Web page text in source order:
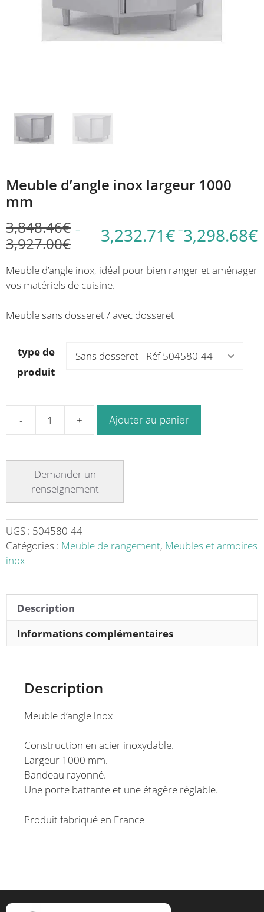
Meuble d’angle inox largeur 1000
mm
3,848.46€ –
3,927.00€Plage
prix :
3,848.46€
3,927.00€
3,232.71€ –3,298.68€
Plage
prix :
3,232.71€
3,298.68€
Meuble d’angle inox, idéal pour bien ranger et aménager
vos matériels de cuisine.
Meuble sans dosseret / avec dosseret
type de
produit
quantité
d’angle
inox
largeur
Ajouter au panier
UGS : 504580-44
Catégories : Meuble de rangement, Meubles et armoires
inox
Description
Informations complémentaires
Description
Meuble d’angle inox
Construction en acier inoxydable.
Largeur 1000 mm.
Bandeau rayonné.
Une porte battante et une étagère réglable.
Produit fabriqué en France